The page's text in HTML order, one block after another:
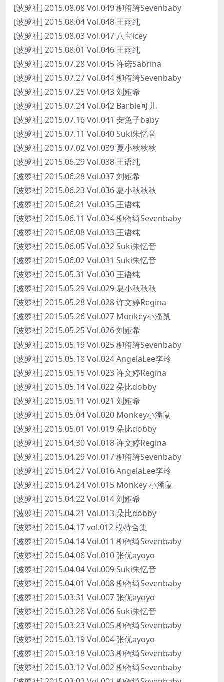
[波萝社] 2015.08.08 Vol.049 柳侑绮Sevenbaby
[波萝社] 2015.08.04 Vol.048 王雨纯
[波萝社] 2015.08.03 Vol.047 八宝icey
[波萝社] 2015.08.01 Vol.046 王雨纯
[波萝社] 2015.07.28 Vol.045 许诺Sabrina
[波萝社] 2015.07.27 Vol.044 柳侑绮Sevenbaby
[波萝社] 2015.07.25 Vol.043 刘娅希
[波萝社] 2015.07.24 Vol.042 Barbie可儿
[波萝社] 2015.07.16 Vol.041 安兔子baby
[波萝社] 2015.07.11 Vol.040 Suki朱忆音
[波萝社] 2015.07.02 Vol.039 夏小秋秋秋
[波萝社] 2015.06.29 Vol.038 王语纯
[波萝社] 2015.06.28 Vol.037 刘娅希
[波萝社] 2015.06.23 Vol.036 夏小秋秋秋
[波萝社] 2015.06.21 Vol.035 王语纯
[波萝社] 2015.06.11 Vol.034 柳侑绮Sevenbaby
[波萝社] 2015.06.08 Vol.033 王语纯
[波萝社] 2015.06.05 Vol.032 Suki朱忆音
[波萝社] 2015.06.02 Vol.031 Suki朱忆音
[波萝社] 2015.05.31 Vol.030 王语纯
[波萝社] 2015.05.29 Vol.029 夏小秋秋秋
[波萝社] 2015.05.28 Vol.028 许文婷Regina
[波萝社] 2015.05.26 Vol.027 Monkey小潘鼠
[波萝社] 2015.05.25 Vol.026 刘娅希
[波萝社] 2015.05.19 Vol.025 柳侑绮Sevenbaby
[波萝社] 2015.05.18 Vol.024 AngelaLee李玲
[波萝社] 2015.05.15 Vol.023 许文婷Regina
[波萝社] 2015.05.14 Vol.022 朵比dobby
[波萝社] 2015.05.11 Vol.021 刘娅希
[波萝社] 2015.05.04 Vol.020 Monkey小潘鼠
[波萝社] 2015.05.01 Vol.019 朵比dobby
[波萝社] 2015.04.30 Vol.018 许文婷Regina
[波萝社] 2015.04.29 Vol.017 柳侑绮Sevenbaby
[波萝社] 2015.04.27 Vol.016 AngelaLee李玲
[波萝社] 2015.04.24 Vol.015 Monkey 小潘鼠
[波萝社] 2015.04.22 Vol.014 刘娅希
[波萝社] 2015.04.21 Vol.013 朵比dobby
[波萝社] 2015.04.17 vol.012 模特合集
[波萝社] 2015.04.14 Vol.011 柳侑绮Sevenbaby
[波萝社] 2015.04.06 Vol.010 张优ayoyo
[波萝社] 2015.04.04 Vol.009 Suki朱忆音
[波萝社] 2015.04.01 Vol.008 柳侑绮Sevenbaby
[波萝社] 2015.03.31 Vol.007 张优ayoyo
[波萝社] 2015.03.26 Vol.006 Suki朱忆音
[波萝社] 2015.03.23 Vol.005 柳侑绮Sevenbaby
[波萝社] 2015.03.19 Vol.004 张优ayoyo
[波萝社] 2015.03.18 Vol.003 柳侑绮Sevenbaby
[波萝社] 2015.03.12 Vol.002 柳侑绮Sevenbaby